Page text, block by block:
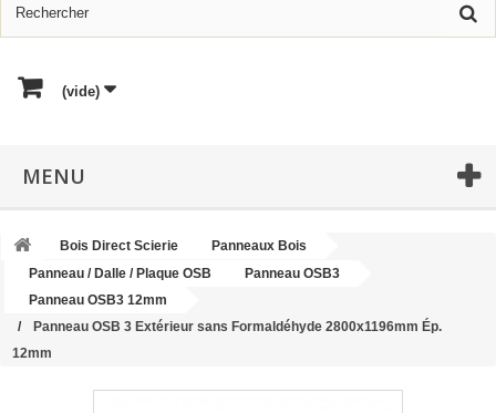
(vide)
MENU
Bois Direct Scierie
Panneaux Bois
Panneau / Dalle / Plaque OSB
Panneau OSB3
Panneau OSB3 12mm
Panneau OSB 3 Extérieur sans Formaldéhyde 2800x1196mm Ép.
12mm